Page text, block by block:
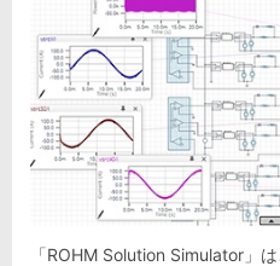
「ROHM Solution Simulator」